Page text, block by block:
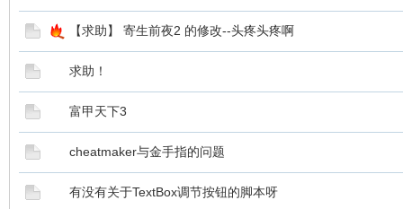
【求助】 寄生前夜2 的修改--头疼头疼啊
求助！
富甲天下3
cheatmaker与金手指的问题
有没有关于TextBox调节按钮的脚本呀